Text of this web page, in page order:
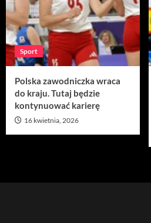
Sport
Polska zawodniczka wraca
do kraju. Tutaj będzie
kontynuować karierę
16 kwietnia, 2026